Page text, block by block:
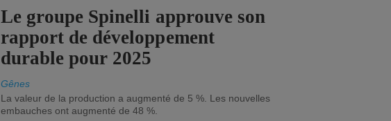
Le groupe Spinelli approuve son
rapport de développement
durable pour 2025
Gênes
La valeur de la production a augmenté de 5 %. Les nouvelles
embauches ont augmenté de 48 %.